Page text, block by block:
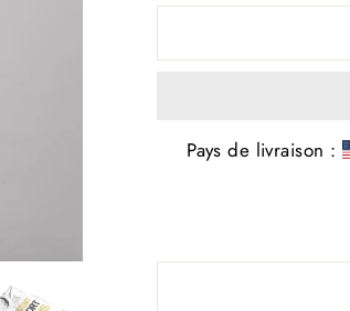
Pays de livraison :